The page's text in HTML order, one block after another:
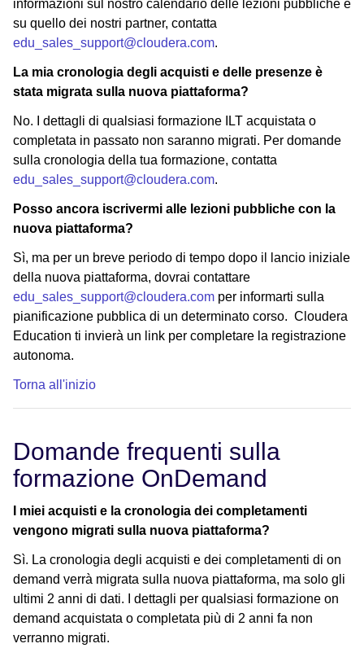
informazioni sul nostro calendario delle lezioni pubbliche e
su quello dei nostri partner, contatta
edu_sales_support@cloudera.com.
La mia cronologia degli acquisti e delle presenze è
stata migrata sulla nuova piattaforma?
No. I dettagli di qualsiasi formazione ILT acquistata o
completata in passato non saranno migrati. Per domande
sulla cronologia della tua formazione, contatta
edu_sales_support@cloudera.com.
Posso ancora iscrivermi alle lezioni pubbliche con la
nuova piattaforma?
Sì, ma per un breve periodo di tempo dopo il lancio iniziale
della nuova piattaforma, dovrai contattare
edu_sales_support@cloudera.com per informarti sulla
pianificazione pubblica di un determinato corso. Cloudera
Education ti invierà un link per completare la registrazione
autonoma.
Torna all'inizio
Domande frequenti sulla
formazione OnDemand
I miei acquisti e la cronologia dei completamenti
vengono migrati sulla nuova piattaforma?
Sì. La cronologia degli acquisti e dei completamenti di on
demand verrà migrata sulla nuova piattaforma, ma solo gli
ultimi 2 anni di dati. I dettagli per qualsiasi formazione on
demand acquistata o completata più di 2 anni fa non
verranno migrati.